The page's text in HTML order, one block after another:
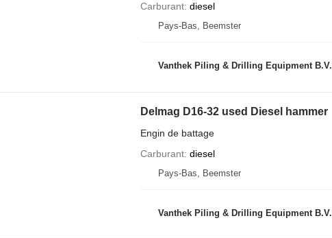
Carburant diesel
Pays-Bas, Beemster
Vanthek Piling & Drilling Equipment B.V.
Delmag D16-32 used Diesel hammer
Engin de battage
Carburant diesel
Pays-Bas, Beemster
Vanthek Piling & Drilling Equipment B.V.